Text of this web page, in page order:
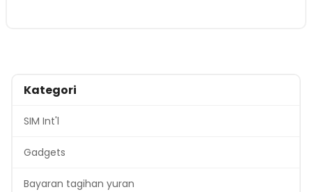
Kategori
SIM Int'l
Gadgets
Bayaran tagihan yuran